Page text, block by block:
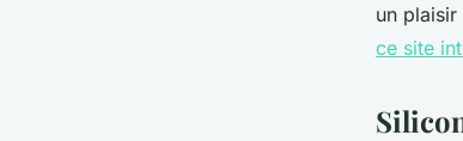
un
ce site